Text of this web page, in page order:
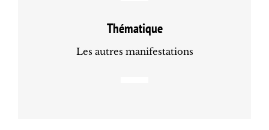
Thématique
Les autres manifestations